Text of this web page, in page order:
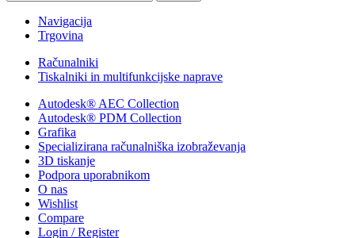
Navigacija
Trgovina
Računalniki
Tiskalniki in multifunkcijske naprave
Autodesk® AEC Collection
Autodesk® PDM Collection
Grafika
Specializirana računalniška izobraževanja
3D tiskanje
Podpora uporabnikom
O nas
Wishlist
Compare
Login / Register